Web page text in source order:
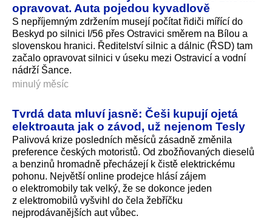
opravovat. Auta pojedou kyvadlově
S nepříjemným zdržením musejí počítat řidiči mířící do
Beskyd po silnici I/56 přes Ostravici směrem na Bílou a
slovenskou hranici. Ředitelství silnic a dálnic (ŘSD) tam
začalo opravovat silnici v úseku mezi Ostravicí a vodní
nádrží Šance.
minulý měsíc
Tvrdá data mluví jasně: Češi kupují ojetá
elektroauta jak o závod, už nejenom Tesly
Palivová krize posledních měsíců zásadně změnila
preference českých motoristů. Od zbožňovaných dieselů
a benzinů hromadně přecházejí k čistě elektrickému
pohonu. Největší online prodejce hlásí zájem
o elektromobily tak velký, že se dokonce jeden
z elektromobilů vyšvihl do čela žebříčku
nejprodávanějších aut vůbec.